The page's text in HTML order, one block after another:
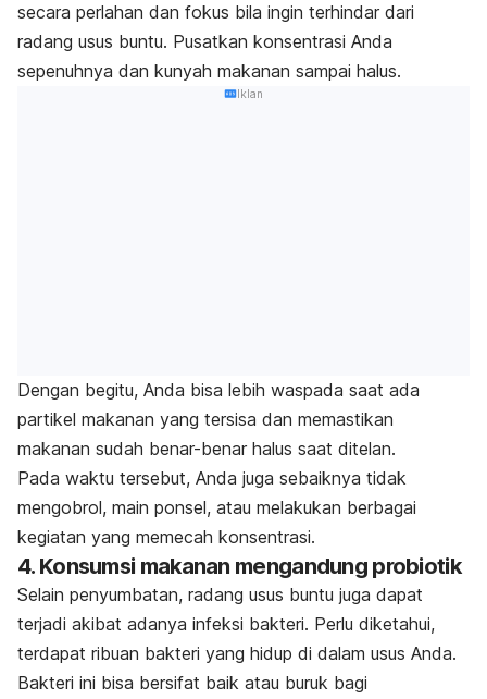
secara perlahan dan fokus bila ingin terhindar dari
radang usus buntu. Pusatkan konsentrasi Anda
sepenuhnya dan kunyah makanan sampai halus.
Iklan
Dengan begitu, Anda bisa lebih waspada saat ada
partikel makanan yang tersisa dan memastikan
makanan sudah benar-benar halus saat ditelan.
Pada waktu tersebut, Anda juga sebaiknya tidak
mengobrol, main ponsel, atau melakukan berbagai
kegiatan yang memecah konsentrasi.
4. Konsumsi makanan mengandung probiotik
Selain penyumbatan, radang usus buntu juga dapat
terjadi akibat adanya infeksi bakteri. Perlu diketahui,
terdapat ribuan bakteri yang hidup di dalam usus Anda.
Bakteri ini bisa bersifat baik atau buruk bagi